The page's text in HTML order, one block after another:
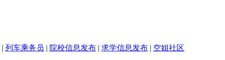
| 列车乘务员 | 院校信息发布 | 求学信息发布 | 空姐社区